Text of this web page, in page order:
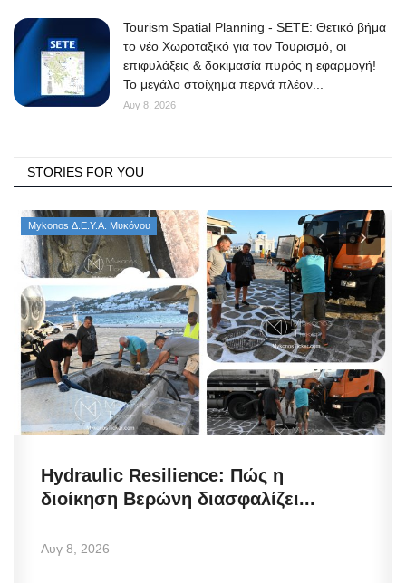
Tourism Spatial Planning - SETE: Θετικό βήμα
το νέο Χωροταξικό για τον Τουρισμό, οι
επιφυλάξεις & δοκιμασία πυρός η εφαρμογή!
Το μεγάλο στοίχημα περνά πλέον...
Αυγ 8, 2026
STORIES FOR YOU
Mykonos Δ.Ε.Υ.Α. Μυκόνου
Hydraulic Resilience: Πώς η
διοίκηση Βερώνη διασφαλίζει...
Αυγ 8, 2026